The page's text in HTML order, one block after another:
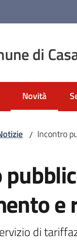
di
Novità
Menu
/ Incontro
e
di